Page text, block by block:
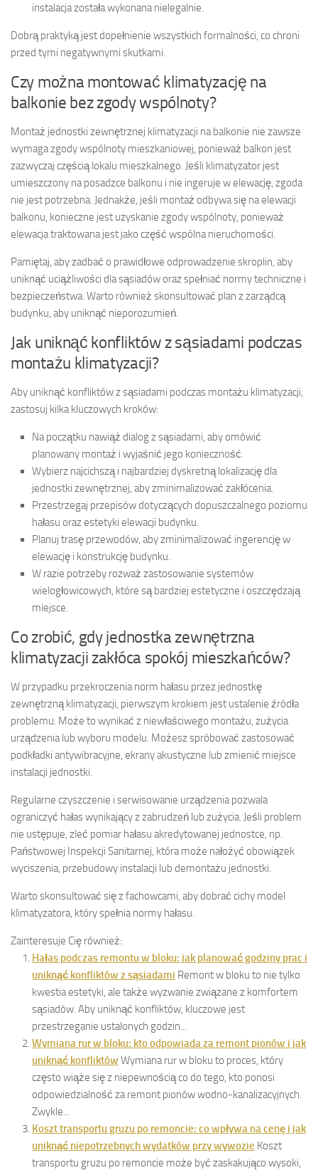
instalacja została wykonana nielegalnie.
Dobrą praktyką jest dopełnienie wszystkich formalności, co chroni
przed tymi negatywnymi skutkami.
Czy można montować klimatyzację na
balkonie bez zgody wspólnoty?
Montaż jednostki zewnętrznej klimatyzacji na balkonie nie zawsze
wymaga zgody wspólnoty mieszkaniowej, ponieważ balkon jest
zazwyczaj częścią lokalu mieszkalnego. Jeśli klimatyzator jest
umieszczony na posadzce balkonu i nie ingeruje w elewację, zgoda
nie jest potrzebna. Jednakże, jeśli montaż odbywa się na elewacji
balkonu, konieczne jest uzyskanie zgody wspólnoty, ponieważ
elewacja traktowana jest jako część wspólna nieruchomości.
Pamiętaj, aby zadbać o prawidłowe odprowadzenie skroplin, aby
uniknąć uciążliwości dla sąsiadów oraz spełniać normy techniczne i
bezpieczeństwa. Warto również skonsultować plan z zarządcą
budynku, aby uniknąć nieporozumień.
Jak uniknąć konfliktów z sąsiadami podczas
montażu klimatyzacji?
Aby uniknąć konfliktów z sąsiadami podczas montażu klimatyzacji,
zastosuj kilka kluczowych kroków:
Na początku nawiąż dialog z sąsiadami, aby omówić
planowany montaż i wyjaśnić jego konieczność.
Wybierz najcichszą i najbardziej dyskretną lokalizację dla
jednostki zewnętrznej, aby zminimalizować zakłócenia.
Przestrzegaj przepisów dotyczących dopuszczalnego poziomu
hałasu oraz estetyki elewacji budynku.
Planuj trasę przewodów, aby zminimalizować ingerencję w
elewację i konstrukcję budynku.
W razie potrzeby rozważ zastosowanie systemów
wielogłowicowych, które są bardziej estetyczne i oszczędzają
miejsce.
Co zrobić, gdy jednostka zewnętrzna
klimatyzacji zakłóca spokój mieszkańców?
W przypadku przekroczenia norm hałasu przez jednostkę
zewnętrzną klimatyzacji, pierwszym krokiem jest ustalenie źródła
problemu. Może to wynikać z niewłaściwego montażu, zużycia
urządzenia lub wyboru modelu. Możesz spróbować zastosować
podkładki antywibracyjne, ekrany akustyczne lub zmienić miejsce
instalacji jednostki.
Regularne czyszczenie i serwisowanie urządzenia pozwala
ograniczyć hałas wynikający z zabrudzeń lub zużycia. Jeśli problem
nie ustępuje, zleć pomiar hałasu akredytowanej jednostce, np.
Państwowej Inspekcji Sanitarnej, która może nałożyć obowiązek
wyciszenia, przebudowy instalacji lub demontażu jednostki.
Warto skonsultować się z fachowcami, aby dobrać cichy model
klimatyzatora, który spełnia normy hałasu.
Zainteresuje Cię również:
Hałas podczas remontu w bloku: jak planować godziny prac i
uniknąć konfliktów z sąsiadami Remont w bloku to nie tylko
kwestia estetyki, ale także wyzwanie związane z komfortem
sąsiadów. Aby uniknąć konfliktów, kluczowe jest
przestrzeganie ustalonych godzin...
Wymiana rur w bloku: kto odpowiada za remont pionów i jak
uniknąć konfliktów Wymiana rur w bloku to proces, który
często wiąże się z niepewnością co do tego, kto ponosi
odpowiedzialność za remont pionów wodno-kanalizacyjnych.
Zwykle...
Koszt transportu gruzu po remoncie: co wpływa na cenę i jak
uniknąć niepotrzebnych wydatków przy wywozie Koszt
transportu gruzu po remoncie może być zaskakująco wysoki,